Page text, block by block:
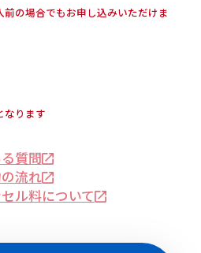
の場合でもお申し込みいただけま
ります
質問
流れ
ル料について